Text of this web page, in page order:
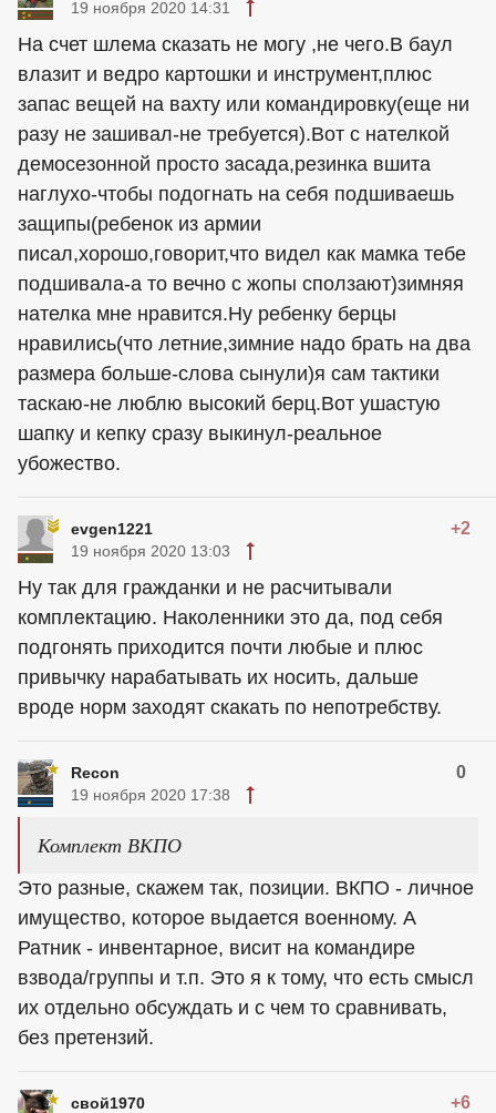
19 ноября 2020 14:31
На счет шлема сказать не могу ,не чего.В баул
влазит и ведро картошки и инструмент,плюс
запас вещей на вахту или командировку(еще ни
разу не зашивал-не требуется).Вот с нателкой
демосезонной просто засада,резинка вшита
наглухо-чтобы подогнать на себя подшиваешь
защипы(ребенок из армии
писал,хорошо,говорит,что видел как мамка тебе
подшивала-а то вечно с жопы сползают)зимняя
нателка мне нравится.Ну ребенку берцы
нравились(что летние,зимние надо брать на два
размера больше-слова сынули)я сам тактики
таскаю-не люблю высокий берц.Вот ушастую
шапку и кепку сразу выкинул-реальное
убожество.
evgen1221 +2
19 ноября 2020 13:03
Ну так для гражданки и не расчитывали
комплектацию. Наколенники это да, под себя
подгонять приходится почти любые и плюс
привычку нарабатывать их носить, дальше
вроде норм заходят скакать по непотребству.
Recon 0
19 ноября 2020 17:38
Комплект ВКПО
Это разные, скажем так, позиции. ВКПО - личное
имущество, которое выдается военному. А
Ратник - инвентарное, висит на командире
взвода/группы и т.п. Это я к тому, что есть смысл
их отдельно обсуждать и с чем то сравнивать,
без претензий.
свой1970 +6